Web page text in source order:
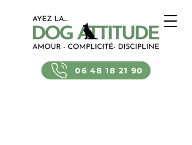
06 48 18 21 90